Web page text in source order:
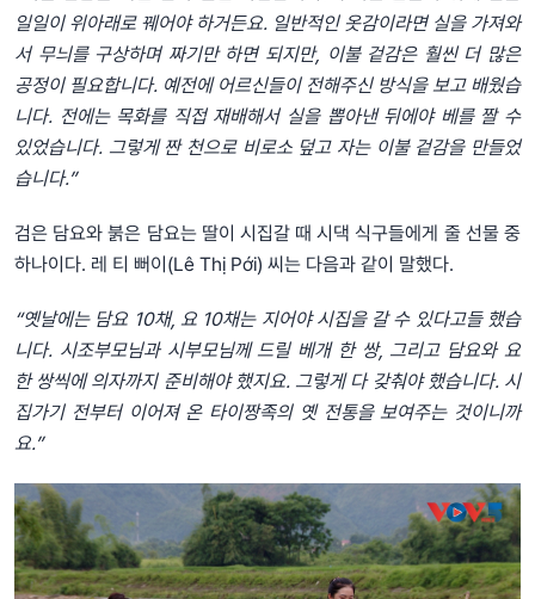
일일이 위아래로 꿰어야 하거든요. 일반적인 옷감이라면 실을 가져와
서 무늬를 구상하며 짜기만 하면 되지만, 이불 겉감은 훨씬 더 많은
공정이 필요합니다. 예전에 어르신들이 전해주신 방식을 보고 배웠습
니다. 전에는 목화를 직접 재배해서 실을 뽑아낸 뒤에야 베를 짤 수
있었습니다. 그렇게 짠 천으로 비로소 덮고 자는 이불 겉감을 만들었
습니다.”
검은 담요와 붉은 담요는 딸이 시집갈 때 시댁 식구들에게 줄 선물 중
하나이다. 레 티 뻐이(Lê Thị Pới) 씨는 다음과 같이 말했다.
“옛날에는 담요 10채, 요 10채는 지어야 시집을 갈 수 있다고들 했습
니다. 시조부모님과 시부모님께 드릴 베개 한 쌍, 그리고 담요와 요
한 쌍씩에 의자까지 준비해야 했지요. 그렇게 다 갖춰야 했습니다. 시
집가기 전부터 이어져 온 타이짱족의 옛 전통을 보여주는 것이니까
요.”